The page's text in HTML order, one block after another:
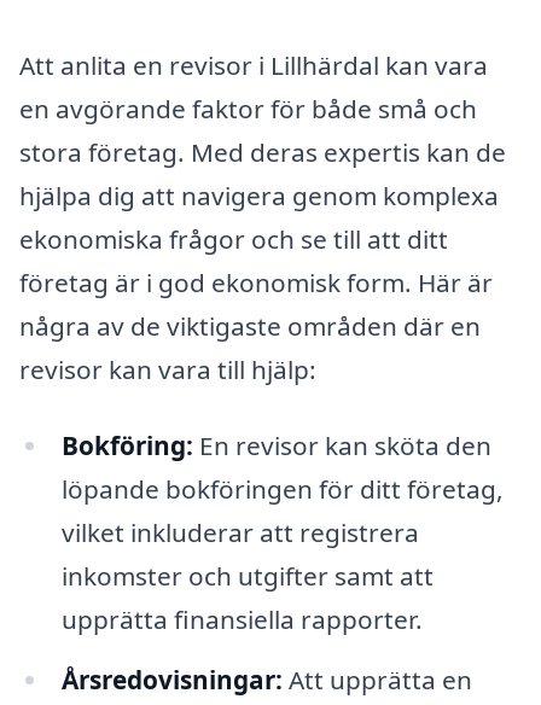
Att anlita en revisor i Lillhärdal kan vara
en avgörande faktor för både små och
stora företag. Med deras expertis kan de
hjälpa dig att navigera genom komplexa
ekonomiska frågor och se till att ditt
företag är i god ekonomisk form. Här är
några av de viktigaste områden där en
revisor kan vara till hjälp:
Bokföring: En revisor kan sköta den
löpande bokföringen för ditt företag,
vilket inkluderar att registrera
inkomster och utgifter samt att
upprätta finansiella rapporter.
Årsredovisningar: Att upprätta en